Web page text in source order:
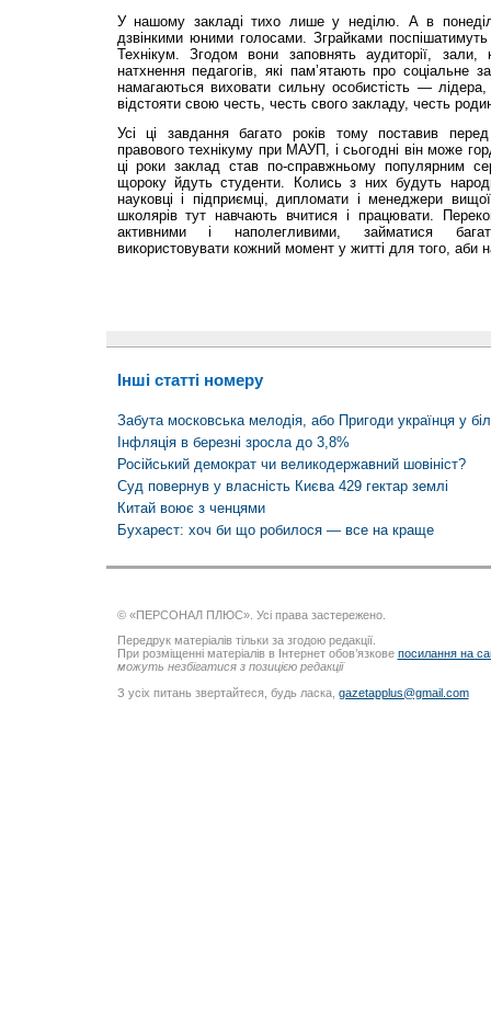
У нашому закладі тихо лише у неділю. А в
дзвінкими юними голосами. Зграйками
Технікум. Згодом вони заповнять аудиторії,
натхнення педагогів, які пам’ятають про соціальне
намагаються виховати сильну особистість —
відстояти свою честь, честь свого закладу, честь
Усі ці завдання багато років тому поставив
правового технікуму при МАУП, і сьогодні він може
ці роки заклад став по-справжньому популярним
щороку йдуть студенти. Колись з них будуть
науковці і підприємці, дипломати і менеджери
школярів тут навчають вчитися і працювати.
активними і наполегливими, займатися
використовувати кожний момент у житті для того, аби
Інші статті номеру
Забута московська мелодія, або Пригоди українця у
Інфляція в березні зросла до 3,8%
Російський демократ чи великодержавний шовініст?
Суд повернув у власність Києва 429 гектар землі
Китай воює з ченцями
Бухарест: хоч би що робилося — все на краще
© «ПЕРСОНАЛ ПЛЮС». Усі права застережено.
Передрук матеріалів тільки за згодою редакції.
При розміщенні матеріалів в Інтернет обов’язкове посилання на
можуть незбігатися з позицією редакції
З усіх питань звертайтеся, будь ласка, gazetapplus@gmail.com